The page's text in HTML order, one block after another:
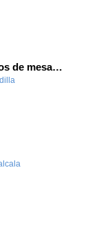
Jornadas de ciencia y juegos de mesa CEIP Vía Romana 25/26